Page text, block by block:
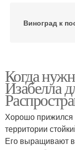
Виноград к
Когда
Изабелла
Хорошо прижился
территории
Его выращивают